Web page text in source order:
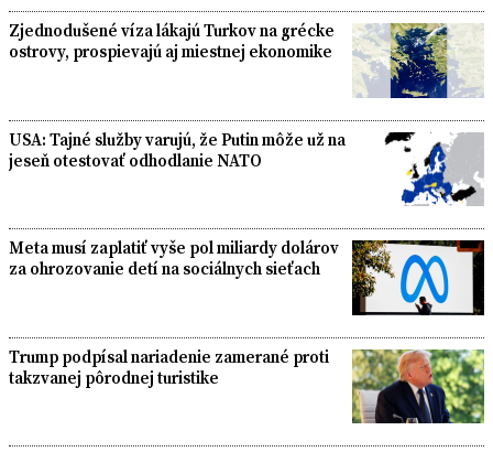
Zjednodušené víza lákajú Turkov na grécke
ostrovy, prospievajú aj miestnej ekonomike
USA: Tajné služby varujú, že Putin môže už na
jeseň otestovať odhodlanie NATO
Meta musí zaplatiť vyše pol miliardy dolárov
za ohrozovanie detí na sociálnych sieťach
Trump podpísal nariadenie zamerané proti
takzvanej pôrodnej turistike